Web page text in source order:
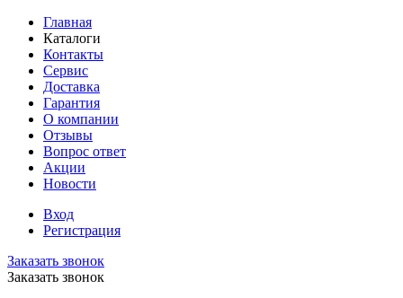
Главная
Каталоги
Контакты
Сервис
Доставка
Гарантия
О компании
Отзывы
Вопрос ответ
Акции
Новости
Вход
Регистрация
Заказать звонок
Заказать звонок